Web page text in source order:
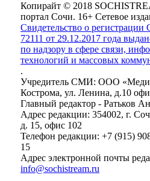
Копирайт © 2018
портал Сочи. 16+ Сетевое
Свидетельство о
72111 от 29.12.2017 года
по надзору в сфере связи,
технологий и массовых
.
Учредитель СМИ: ООО
Кострома, ул. Ленина, д.10
Главный редактор - Ратьков
Адрес редакции: 354002, г.
д. 15, офис 102
Телефон редакции: +7 (915)
15
Адрес электронной почты
info@sochistream.ru